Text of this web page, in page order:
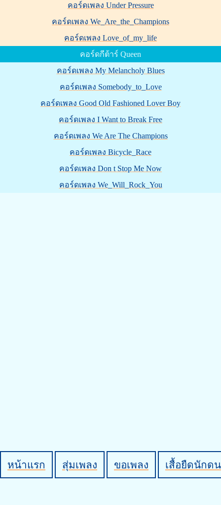
คอร์ดเพลง Under Pressure
คอร์ดเพลง We_Are_the_Champions
คอร์ดเพลง Love_of_my_life
คอร์ดกีต้าร์ Queen
คอร์ดเพลง My Melancholy Blues
คอร์ดเพลง Somebody_to_Love
คอร์ดเพลง Good Old Fashioned Lover Boy
คอร์ดเพลง I Want to Break Free
คอร์ดเพลง We Are The Champions
คอร์ดเพลง Bicycle_Race
คอร์ดเพลง Don t Stop Me Now
คอร์ดเพลง We_Will_Rock_You
หน้าแรก สุ่มเพลง ขอเพลง เสื้อยืดนักด